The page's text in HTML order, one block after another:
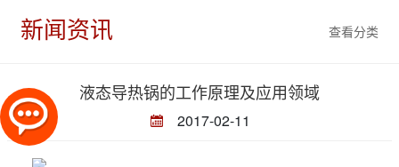
查看分类
新闻资讯
液态导热锅的工作原理及应用领域
2017-02-11